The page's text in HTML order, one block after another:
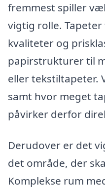
fremmest spiller
vigtig rolle.
kvaliteter og
papirstrukturer til
eller tekstiltapeter.
samt hvor meget
påvirker derfor
Derudover er det
det område, der
Komplekse rum